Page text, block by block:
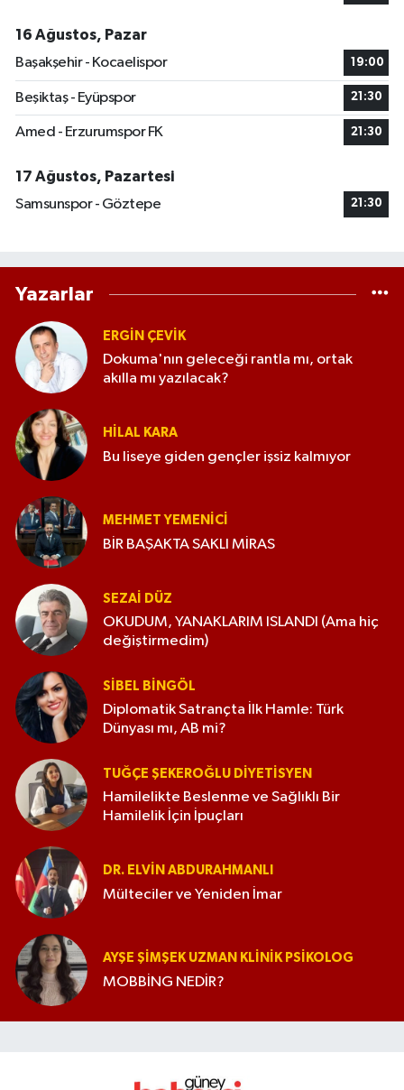
16 Ağustos, Pazar
Başakşehir - Kocaelispor
19:00
Beşiktaş - Eyüpspor 21:30
Amed - Erzurumspor FK 21:30
17 Ağustos, Pazartesi
Samsunspor - Göztepe
21:30
Yazarlar
ERGIN ÇEVİK
Dokuma'nın geleceği rantla mı, ortak
akılla mı yazılacak?
HILAL KARA
Bu liseye giden gençler işsiz kalmıyor
MEHMET YEMENICI
BİR BAŞAKTA SAKLI MİRAS
SEZAI DÜZ
OKUDUM, YANAKLARIM ISLANDI (Ama hiç
değiştirmedim)
SIBEL BINGÖL
Diplomatik Satrançta İlk Hamle: Türk
Dünyası mı, AB mi?
TUĞÇE ŞEKEROĞLU DIYETISYEN
Hamilelikte Beslenme ve Sağlıklı Bir
Hamilelik İçin İpuçları
DR. ELVIN ABDURAHMANLI
Mülteciler ve Yeniden İmar
AYŞE ŞIMŞEK UZMAN KLINIK PSIKOLOG
MOBBİNG NEDİR?